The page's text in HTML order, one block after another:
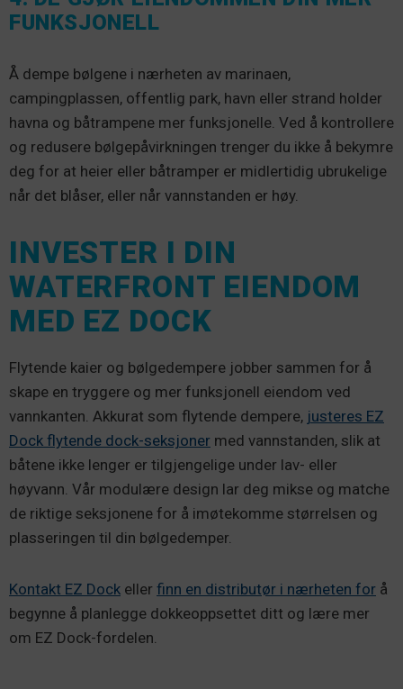
FUNKSJONELL
Å dempe bølgene i nærheten av marinaen,
campingplassen, offentlig park, havn eller strand holder
havna og båtrampene mer funksjonelle. Ved å kontrollere
og redusere bølgepåvirkningen trenger du ikke å bekymre
deg for at heier eller båtramper er midlertidig ubrukelige
når det blåser, eller når vannstanden er høy.
INVESTER I DIN
WATERFRONT EIENDOM
MED EZ DOCK
Flytende kaier og bølgedempere jobber sammen for å
skape en tryggere og mer funksjonell eiendom ved
vannkanten. Akkurat som flytende dempere, justeres EZ
Dock flytende dock-seksjoner med vannstanden, slik at
båtene ikke lenger er tilgjengelige under lav- eller
høyvann. Vår modulære design lar deg mikse og matche
de riktige seksjonene for å imøtekomme størrelsen og
plasseringen til din bølgedemper.
Kontakt EZ Dock eller finn en distributør i nærheten for å
begynne å planlegge dokkeoppsettet ditt og lære mer
om EZ Dock-fordelen.